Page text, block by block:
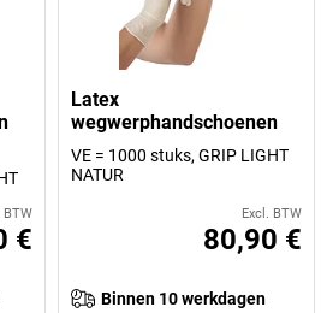
BTW
€
Latex
wegwerphandschoenen
VE = 1000 stuks, GRIP LIGHT
NATUR
Excl. BTW
80,90 €
Binnen 10 werkdagen